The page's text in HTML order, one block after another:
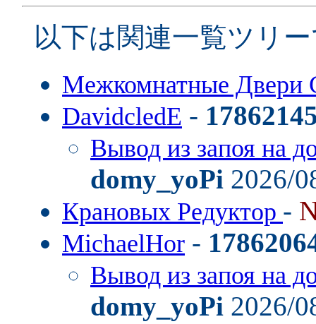
以下は関連一覧ツリ
Межкомнатные Двери
DavidcledE -
Вывод из запоя на
domy_yoPi 2026/
Крановых Редуктор -
MichaelHor -
Вывод из запоя на
domy_yoPi 2026/